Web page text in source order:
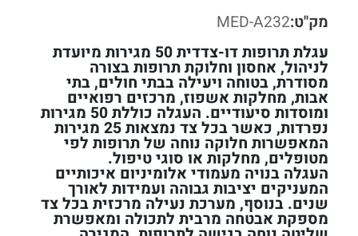
מק"ט:MED-A232
עגלת תרופות דו-צדדית 50 מגירות מיועדת
לניהול, אחסון וחלוקת תרופות בצורה
מסודרת, בטוחה ויעילה בבתי חולים, בתי
אבות, מחלקות אשפוז, מרכזים רפואיים
ומוסדות סיעודיים. העגלה כוללת 50 מגירות
נפרדות, כאשר בכל צד נמצאות 25 מגירות
המאפשרות חלוקה נוחה של תרופות לפי
מטופלים, מחלקות או סוגי טיפול.
העגלה בנויה מעמודי אלומיניום איכותיים
המעניקים יציבות גבוהה ועמידות לאורך
שנים. בנוסף, מערכת נעילה מרכזית בכל צד
מספקת אבטחה מרבית לתכולה ומאפשרת